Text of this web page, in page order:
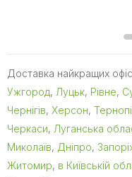
Доставка найкращих
Ужгород, Луцьк, Рівне,
Чернігів, Херсон,
Черкаси, Луганська
Миколаїв, Дніпро,
Житомир, в Київській